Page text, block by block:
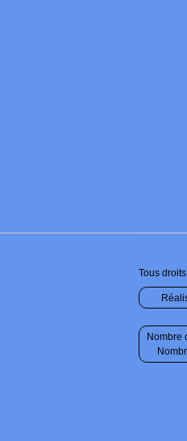
Tous
Nombre